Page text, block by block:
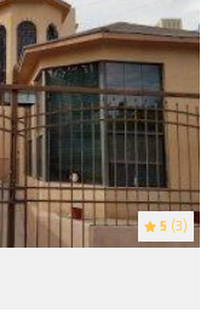
5 (3)